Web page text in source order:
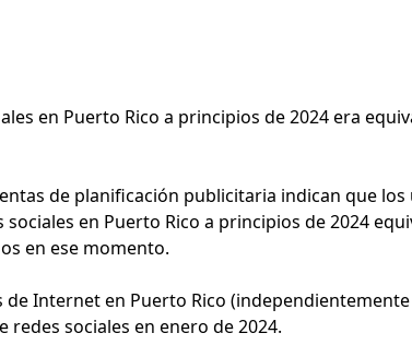
en Puerto Rico a principios de 2024 era
de planificación publicitaria indican que los
en Puerto Rico a principios de 2024
en ese momento.
de Internet en Puerto Rico
sociales en enero de 2024.